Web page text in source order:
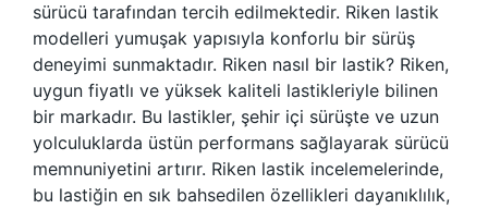
sürücü tarafından tercih edilmektedir. Riken lastik
modelleri yumuşak yapısıyla konforlu bir sürüş
deneyimi sunmaktadır. Riken nasıl bir lastik? Riken,
uygun fiyatlı ve yüksek kaliteli lastikleriyle bilinen
bir markadır. Bu lastikler, şehir içi sürüşte ve uzun
yolculuklarda üstün performans sağlayarak sürücü
memnuniyetini artırır. Riken lastik incelemelerinde,
bu lastiğin en sık bahsedilen özellikleri dayanıklılık,